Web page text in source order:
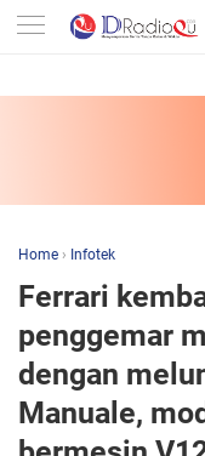
-->
Home › Infotek
Ferrari
penggemar
dengan
Manuale,